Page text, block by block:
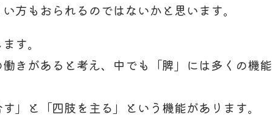
方もおられるのではないかと思います。
す。
きがあると考え、中でも「脾」には多くの機能
」と「四肢を主る」という機能があります。